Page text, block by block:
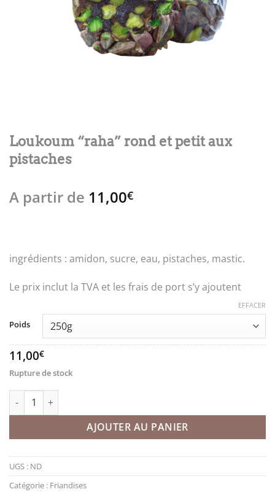
Loukoum “raha” rond et petit aux
pistaches
A partir de 11,00€
ingrédients : amidon, sucre, eau, pistaches, mastic.
Le prix inclut la TVA et les frais de port s’y ajoutent
Poids
EFFACER
11,00€
Rupture de stock
quantité de Loukoum “raha” rond et petit aux pistaches
AJOUTER AU PANIER
UGS : ND
Catégorie : Friandises